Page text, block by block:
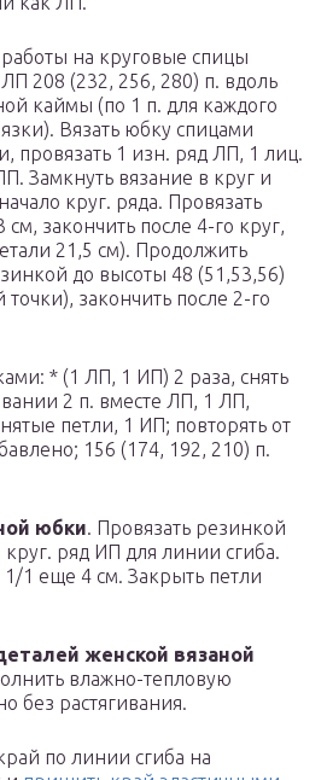
на круговые спицы
208 (232, 256, 280) п. вдоль
каймы (по 1 п. для каждого
Вязать юбку спицами
провязать 1 изн. ряд ЛП, 1 лиц.
Замкнуть вязание в круг и
круг. ряда. Провязать
закончить после 4-го круг,
21,5 см). Продолжить
до высоты 48 (51,53,56)
закончить после 2-го
* (1 ЛП, 1 ИП) 2 раза, снять
2 п. вместе ЛП, 1 ЛП,
петли, 1 ИП; повторять от
156 (174, 192, 210) п.
юбки. Провязать резинкой
круг. ряд ИП для линии сгиба.
1 еще 4 см. Закрыть петли
женской вязаной
влажно-тепловую
без растягивания.
по линии сгиба на